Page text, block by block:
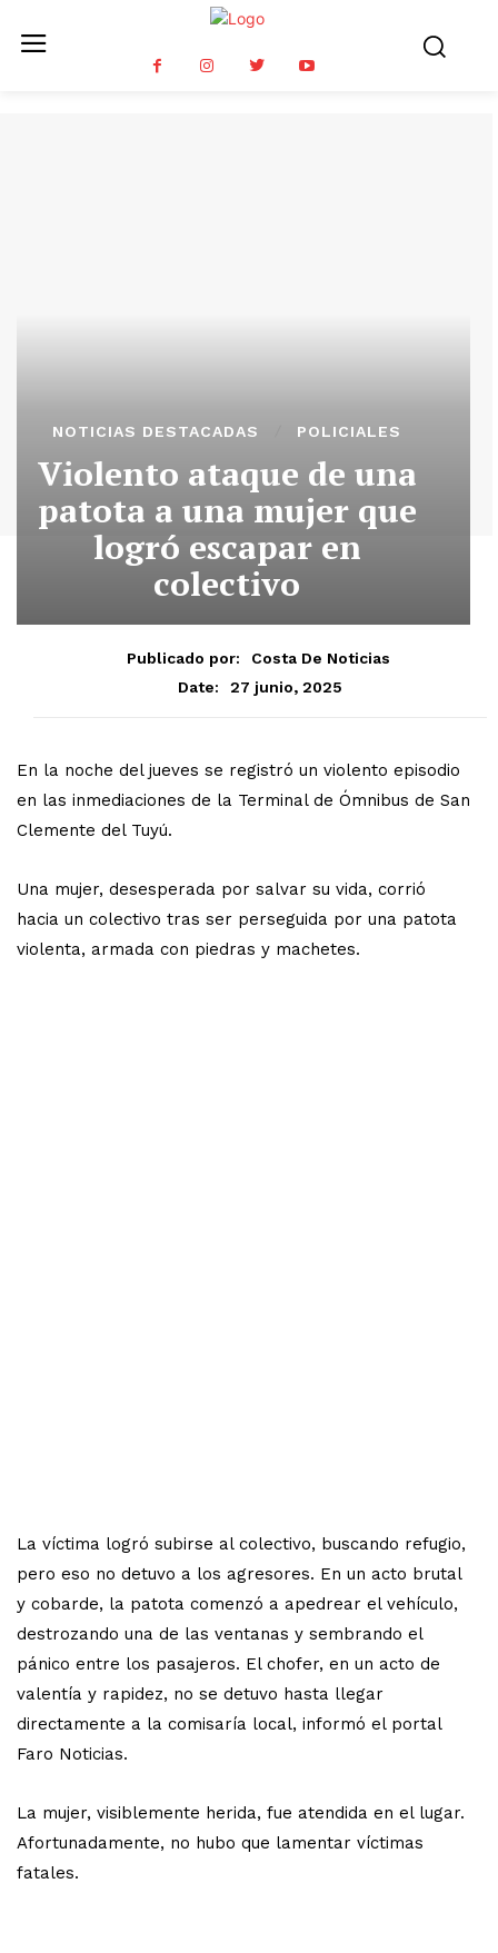
NOTICIAS DESTACADAS POLICIALES
Violento ataque de una
patota a una mujer que
logró escapar en
colectivo
Publicado por:
Costa De Noticias
Date:
27 junio, 2025
En la noche del jueves se registró un violento episodio
en las inmediaciones de la Terminal de Ómnibus de San
Clemente del Tuyú.
Una mujer, desesperada por salvar su vida, corrió
hacia un colectivo tras ser perseguida por una patota
violenta, armada con piedras y machetes.
La víctima logró subirse al colectivo, buscando refugio,
pero eso no detuvo a los agresores. En un acto brutal
y cobarde, la patota comenzó a apedrear el vehículo,
destrozando una de las ventanas y sembrando el
pánico entre los pasajeros. El chofer, en un acto de
valentía y rapidez, no se detuvo hasta llegar
directamente a la comisaría local, informó el portal
Faro Noticias.
La mujer, visiblemente herida, fue atendida en el lugar.
Afortunadamente, no hubo que lamentar víctimas
fatales.